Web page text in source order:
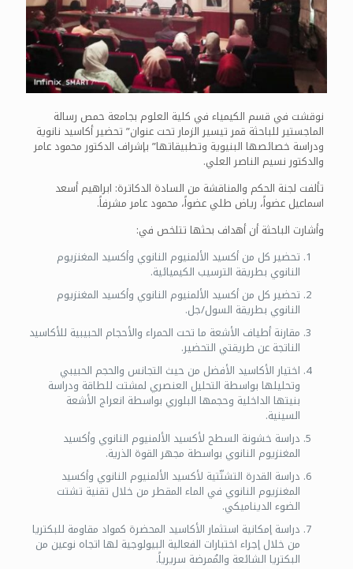
نوقشت في قسم الكيمياء في كلية العلوم بجامعة حمص رسالة
الماجستير للباحثة قمر تيسير الزمار تحت عنوان” تحضير أكاسيد نانوية
ودراسة خصائصها البنيوية وتطبيقاتها” بإشراف الدكتور محمود عامر
والدكتور نسيم الناصر العلي.
تألفت لجنة الحكم والمناقشة من السادة الدكاترة: ابراهيم أسعد
اسماعيل عضواً، رياض طلي عضواً، محمود عامر مشرفاً.
وأشارت الباحثة أن أهداف بحثها تتلخص في:
تحضير كل من أكسيد الألمنيوم النانوي وأكسيد المغنزيوم
النانوي بطريقة الترسيب الكيميائية.
تحضير كل من أكسيد الألمنيوم النانوي وأكسيد المغنزيوم
النانوي بطريقة السول/جل.
مقارنة أطياف الأشعة ما تحت الحمراء والأحجام الحبيبية للأكاسيد
الناتجة عن طريقتي التحضير.
اختيار الأكاسيد الأفضل من حيث التجانس والحجم الحبيبي
وتحليلها بواسطة التحليل العنصري لمشتت للطاقة ودراسة
بنيتها الداخلية وحجمها البلوري بواسطة انعراج الأشعة
السينية.
دراسة خشونة السطح لأكسيد الألمنيوم النانوي وأكسيد
المغنزيوم النانوي بواسطة مجهر القوة الذرية.
دراسة القدرة التشتّتية لأكسيد الألمنيوم النانوي وأكسيد
المغنزيوم النانوي في الماء المقطر من خلال تقنية تشتت
الضوء الديناميكي.
دراسة إمكانية استثمار الأكاسيد المحضرة كمواد مقاومة للبكتريا
من خلال إجراء اختبارات الفعالية البيولوجية لها اتجاه نوعين من
البكتريا الشائعة والمُمرضة سريرياً.